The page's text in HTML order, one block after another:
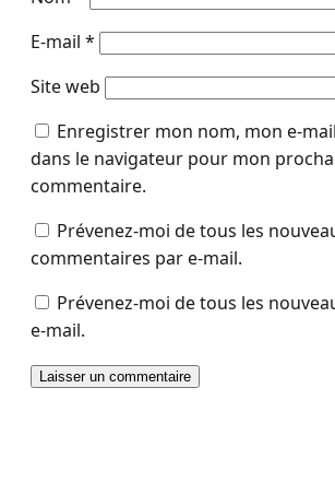
E-mail *
Site web
Enregistrer mon nom, mon e-
dans le navigateur pour mon
commentaire.
Prévenez-moi de tous les
commentaires par e-mail.
Prévenez-moi de tous les
e-mail.